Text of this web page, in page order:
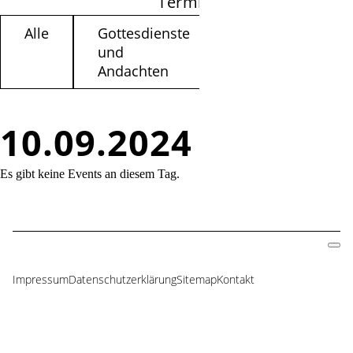
10.09.2024
Alle
Gottesdienste
und
Andachten
Es gibt keine Events an diesem Tag.
Navigation
ImpressumDatenschutzerklärungSitemapKontakt